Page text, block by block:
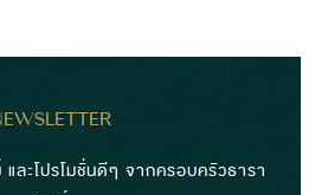
และโปรโมชั่นดีๆ จากครอบครัวธารา